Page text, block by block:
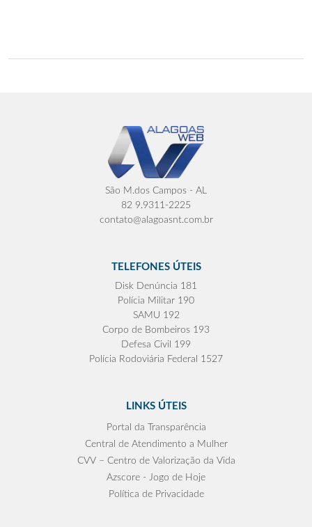
São M.dos Campos - AL
82 9.9311-2225
contato@alagoasnt.com.br
TELEFONES ÚTEIS
Disk Denúncia 181
Polícia Militar 190
SAMU 192
Corpo de Bombeiros 193
Defesa Civil 199
Polícia Rodoviária Federal 1527
LINKS ÚTEIS
Portal da Transparência
Central de Atendimento a Mulher
CVV – Centro de Valorização da Vida
Azscore - Jogo de Hoje
Política de Privacidade